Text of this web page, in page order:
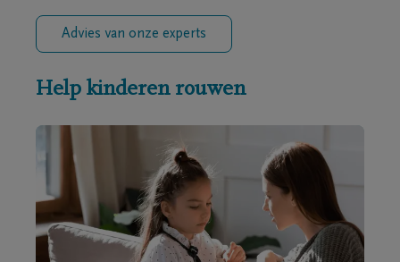
Advies van onze experts
Help kinderen rouwen